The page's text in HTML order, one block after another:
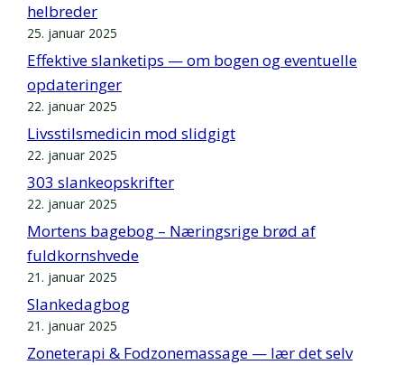
helbreder
25. januar 2025
Effektive slanketips — om bogen og eventuelle
opdateringer
22. januar 2025
Livsstilsmedicin mod slidgigt
22. januar 2025
303 slankeopskrifter
22. januar 2025
Mortens bagebog – Næringsrige brød af
fuldkornshvede
21. januar 2025
Slankedagbog
21. januar 2025
Zoneterapi & Fodzonemassage — lær det selv